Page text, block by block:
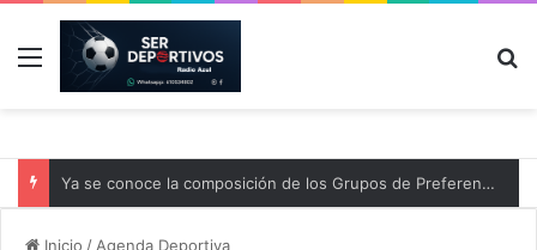
Menú
Inicio / Agenda Deportiva